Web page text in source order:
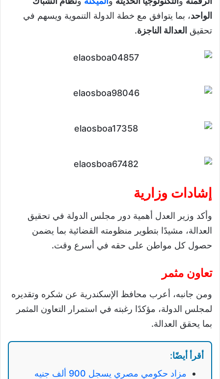
الواحد، بما يتوافق مع خطة الدولة التنموية ويسهم في
تحقيق العدالة الناجزة.
إشادات وزارية
وأكد وزير العدل أهمية دور مجلس الدولة في تحقيق
العدالة، مشيدًا بتطوير منظومته القضائية بما يضمن
حصول كل مواطن على حقه في أسرع وقت.
تعاون مثمر
ومن جانبه، أعرب محافظ الإسكندرية عن شكره وتقديره
لمجلس الدولة، مؤكدًا رغبته في استمرار التعاون المثمر
بما يحقق العدالة.
أقرأ أيضًا:
مزاد حكومي مصري يسجل 900 ألف جنيه